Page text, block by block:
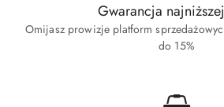
Gwarancja
Omijasz prowizje platform
do 15%